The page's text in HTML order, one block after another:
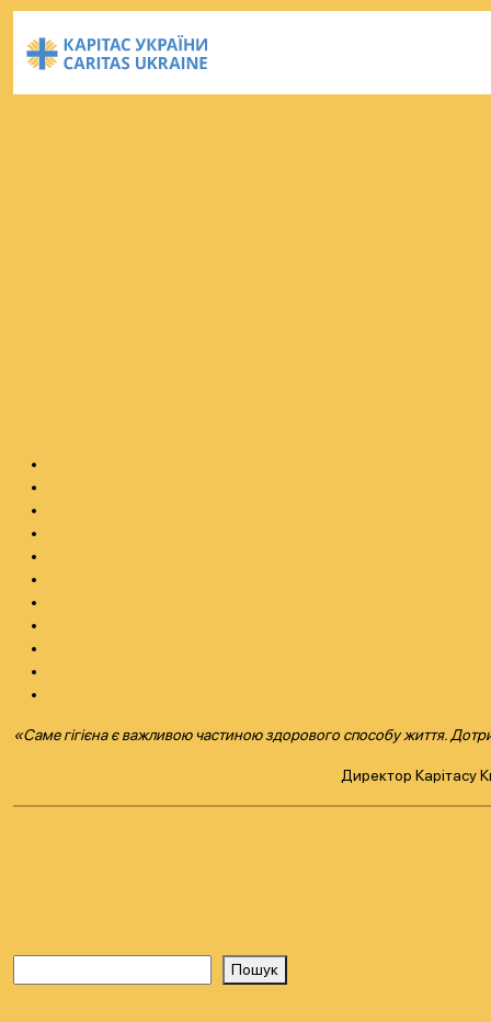
«Саме гігієна є важливою частиною здорового способу життя.
Директор Карітасу
Пошук